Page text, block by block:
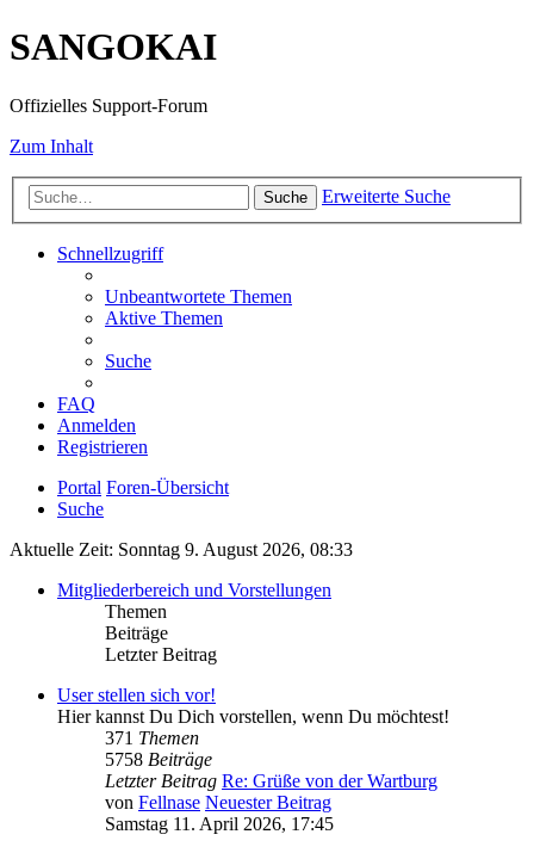
SANGOKAI
Offizielles Support-Forum
Zum Inhalt
Suche Erweiterte Suche
Schnellzugriff
Unbeantwortete Themen
Aktive Themen
Suche
FAQ
Anmelden
Registrieren
Portal Foren-Übersicht
Suche
Aktuelle Zeit: Sonntag 9. August 2026, 08:33
Mitgliederbereich und Vorstellungen
Themen
Beiträge
Letzter Beitrag
User stellen sich vor!
Hier kannst Du Dich vorstellen, wenn Du möchtest!
371 Themen
5758 Beiträge
Letzter Beitrag Re: Grüße von der Wartburg
von Fellnase Neuester Beitrag
Samstag 11. April 2026, 17:45